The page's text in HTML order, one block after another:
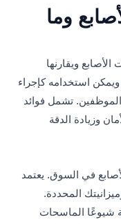
وما
ويقارنها
استخدامه كإجراء
تشمل فوائد
وزيادة الدقة
في السوق. يعتمد
المحددة.
شيوعًا الماسحات